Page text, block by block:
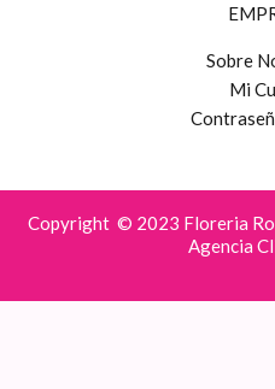
o
r
Sobre
Mi
Copyright © 2023 Floreria
Agencia